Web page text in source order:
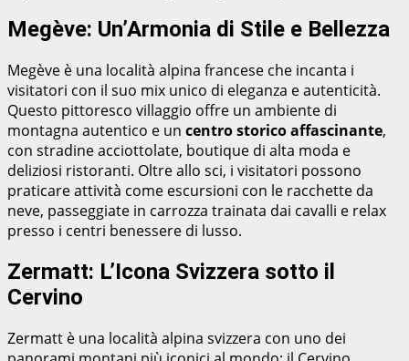
Megève: Un’Armonia di Stile e Bellezza
Megève è una località alpina francese che incanta i
visitatori con il suo mix unico di eleganza e autenticità.
Questo pittoresco villaggio offre un ambiente di
montagna autentico e un centro storico affascinante,
con stradine acciottolate, boutique di alta moda e
deliziosi ristoranti. Oltre allo sci, i visitatori possono
praticare attività come escursioni con le racchette da
neve, passeggiate in carrozza trainata dai cavalli e relax
presso i centri benessere di lusso.
Zermatt: L’Icona Svizzera sotto il
Cervino
Zermatt è una località alpina svizzera con uno dei